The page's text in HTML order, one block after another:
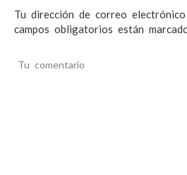
d
e
Tu dirección de correo electrónico
campos obligatorios están
Tu comentario